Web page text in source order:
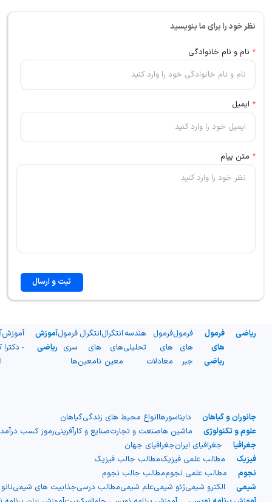
نظر خود را برای ما بنویسید
* نام و نام خانوادگی
* ایمیل
* متن پیام
ثبت و ارسال
ریاضی
فرمول
های
ریاضی
فرمول
های
جبر
فرمول
های
معادلات
هندسه
تحلیلی
انتگرال
های
معین
انتگرال
های
نامعین
فرمول
سری
ها
آموزش
ریاضی
آموزش
- دکترا
جانوران و گیاهان دایناسورهاانواع محیط های زندگیگیاهان
علوم و تکنولوژی
ماشین هاصنعت و تجارتصنایع و کارآفرینیرموز کسب درآمد
جغرافیا
جغرافیای ایرانجغرافیای جهان
فیزیک
مطالب علمی فیزیکمطالب جالب فیزیک
نجوم
مطالب علمی نجوممطالب جالب نجوم
شیمی
الکترو شیمیژئو شیمیعلم شیمیمطالب درسیجذابیت های شیمی